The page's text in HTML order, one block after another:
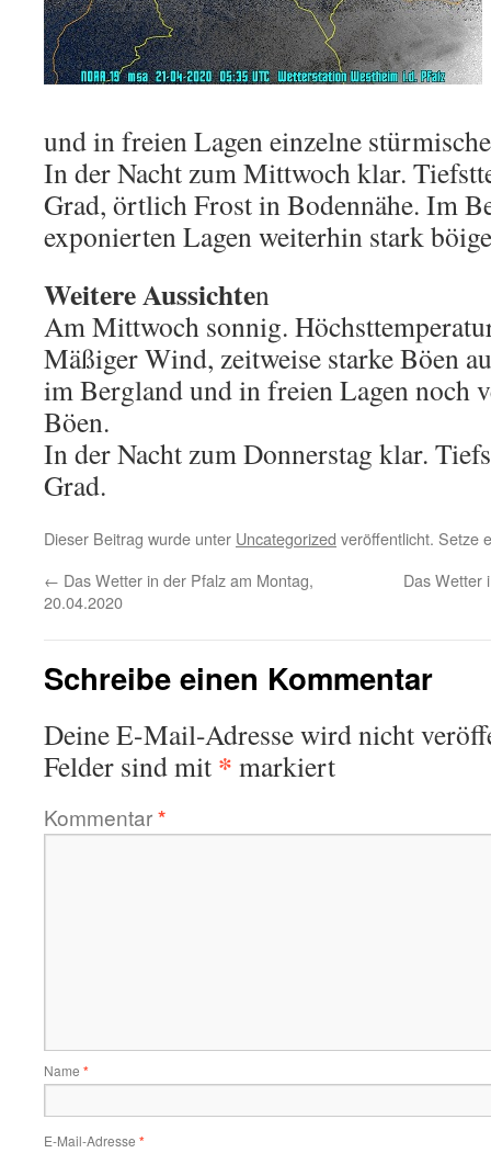
und in freien Lagen einzelne
In der Nacht zum Mittwoch klar.
Grad, örtlich Frost in Bodennähe. Im
exponierten Lagen weiterhin stark
Weitere Aussichten
Am Mittwoch sonnig.
Mäßiger Wind, zeitweise starke Böen
im Bergland und in freien Lagen noch
Böen.
In der Nacht zum Donnerstag klar.
Grad.
Dieser Beitrag wurde unter Uncategorized veröffentlicht. Setze
← Das Wetter in der Pfalz am Montag,
20.04.2020
Das Wetter
Schreibe einen Kommentar
Deine E-Mail-Adresse wird nicht
Felder sind mit * markiert
Kommentar*
Name *
E-Mail-Adresse *